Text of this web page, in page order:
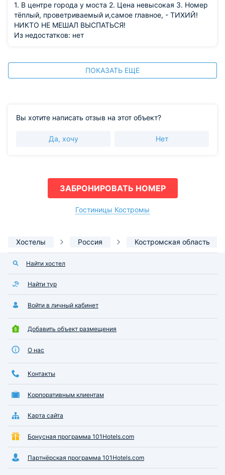
1. В центре города у моста 2. Цена невысокая 3. Номер
тёплый, проветриваемый и,самое главное, - ТИХИЙ!
НИКТО НЕ МЕШАЛ ВЫСПАТЬСЯ!
Из недостатков: нет
ПОКАЗАТЬ ЕЩЕ
Вы хотите написать отзыв на этот объект?
Да, хочу Нет
ЗАБРОНИРОВАТЬ НОМЕР
Гостиницы Костромы
Хостелы Россия Костромская область
Найти хостел
Найти тур
Войти в личный кабинет
Добавить объект размещения
О нас
Контакты
Корпоративным клиентам
Карта сайта
Бонусная программа 101Hotels.com
Партнёрская программа 101Hotels.com